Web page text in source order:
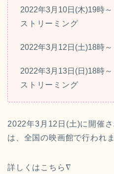
2022年3月10日(木)19時～
ストリーミング
2022年3月12日(土)18時～
2022年3月13日(日)18時～
ストリーミング
2022年3月12日(土)に開催
は、全国の映画館で行われま
詳しくはこちら∇